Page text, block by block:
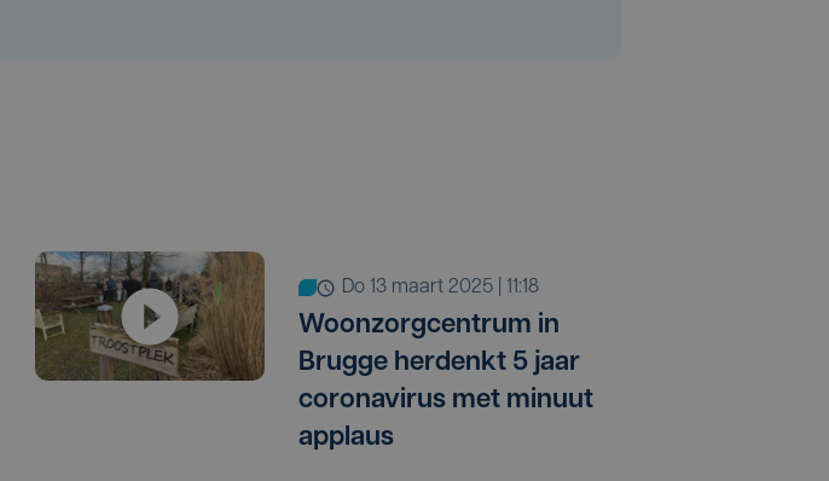
do 13 maart 2025 | 11:18
Woonzorgcentrum in
Brugge herdenkt 5 jaar
coronavirus met minuut
applaus